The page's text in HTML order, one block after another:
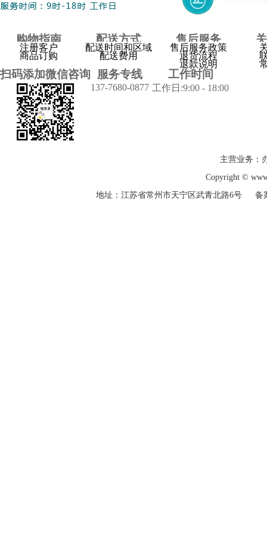
购物指南
注册客户
商品订购
配送方式
配送时间和区域
配送费用
售后服务
售后服务政策
退货流程
退款说明
扫码添加微信咨询 服务专线
137-7680-0877
工作时间
工作日:9:00 - 18:00
主营业务：
Copyright ©
地址：江苏省常州市天宁区武青北路6号 备